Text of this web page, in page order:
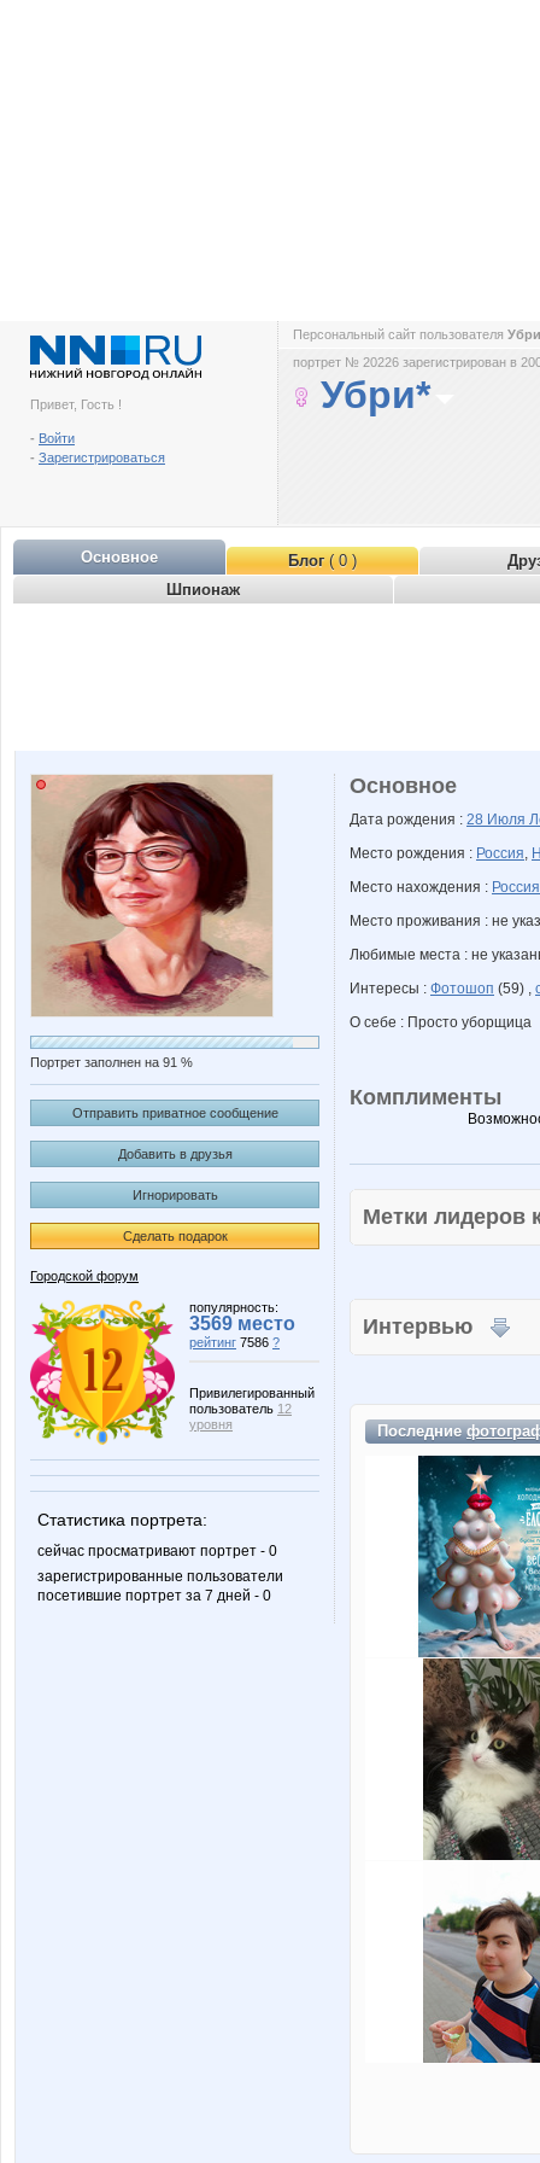
Привет, Гость !
- Войти
- Зарегистрироваться
Персональный сайт пользователя
портрет № 20226 зарегистрирован в
Убри*
Основное Блог( 0 )
Шпионаж
Портрет заполнен на 91 %
Отправить приватное сообщение
Добавить в друзья
Игнорировать
Сделать подарок
Городской форум
популярность:
3569 место
рейтинг 7586 ?
Привилегированный
пользователь 12
уровня
Статистика портрета:
сейчас просматривают портрет - 0
зарегистрированные пользователи
посетившие портрет за 7 дней - 0
Основное
Дата рождения : 28 Июля
Место рождения : Россия,
Место нахождения : Россия
Место проживания : не
Любимые места : не
Интересы : Фотошоп (59) ,
О себе : Просто уборщица
Комплименты
Метки
Интервью
Последние